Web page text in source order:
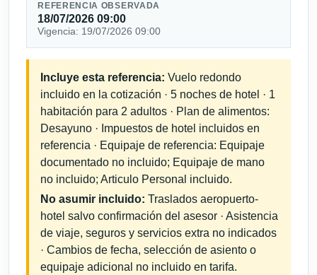
REFERENCIA OBSERVADA
18/07/2026 09:00
Vigencia: 19/07/2026 09:00
Incluye esta referencia: Vuelo redondo
incluido en la cotización · 5 noches de hotel · 1
habitación para 2 adultos · Plan de alimentos:
Desayuno · Impuestos de hotel incluidos en
referencia · Equipaje de referencia: Equipaje
documentado no incluido; Equipaje de mano
no incluido; Articulo Personal incluido.
No asumir incluido: Traslados aeropuerto-
hotel salvo confirmación del asesor · Asistencia
de viaje, seguros y servicios extra no indicados
· Cambios de fecha, selección de asiento o
equipaje adicional no incluido en tarifa.